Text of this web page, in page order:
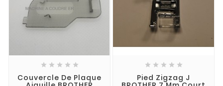
    
Couvercle De Plaque
    
Pied Zigzag J